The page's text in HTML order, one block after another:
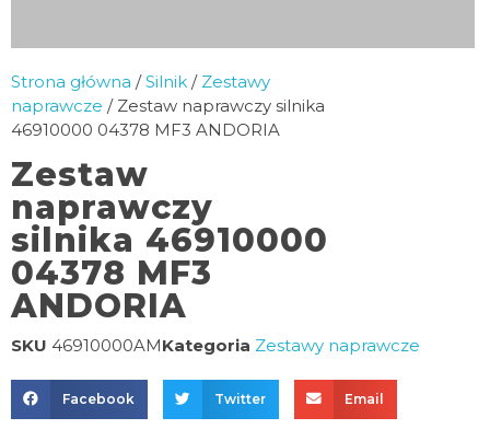
Strona główna /Silnik / Zestawy
naprawcze / Zestaw naprawczy silnika
46910000 04378 MF3 ANDORIA
Zestaw
naprawczy
silnika 46910000
04378 MF3
ANDORIA
SKU 46910000AMKategoria Zestawy naprawcze
Facebook Twitter Email